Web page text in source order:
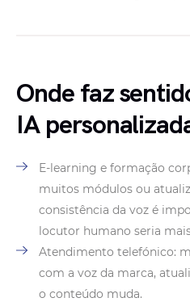
Onde faz
IA
E-learning e formação
muitos módulos ou
consistência da voz é
locutor humano seria
Atendimento telefónico:
com a voz da marca,
o conteúdo muda.